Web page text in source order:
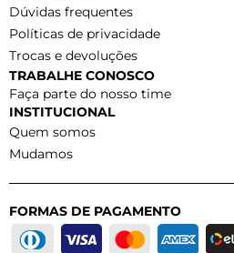
Dúvidas frequentes
Políticas de privacidade
Trocas e devoluções
TRABALHE CONOSCO
Faça parte do nosso time
INSTITUCIONAL
Quem somos
Mudamos
FORMAS DE PAGAMENTO